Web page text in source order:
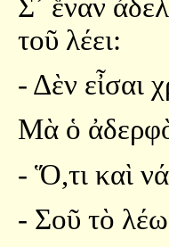
Σ᾿ ἕναν
τοῦ λέει:
- Δὲν εἶσαι
Μὰ ὁ
- Ὅ,τι καὶ
- Σοῦ τὸ